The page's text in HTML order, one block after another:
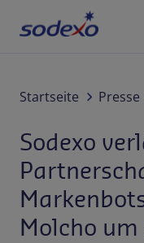
Services &
Branchen
Über Sodexo
Karriere
Startseite Presse
Sodexo
Molcho